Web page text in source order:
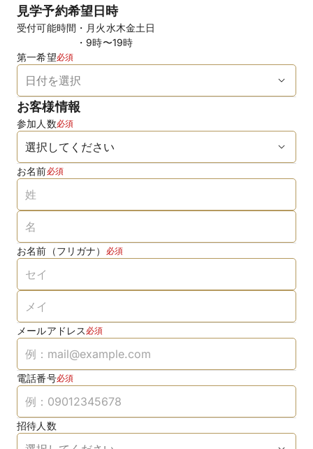
見学予約希望日時
受付可能時間
月火水木金土日
9時〜19時
第一希望必須
お客様情報
参加人数必須
お名前必須
お名前（フリガナ） 必須
メールアドレス 必須
電話番号必須
招待人数